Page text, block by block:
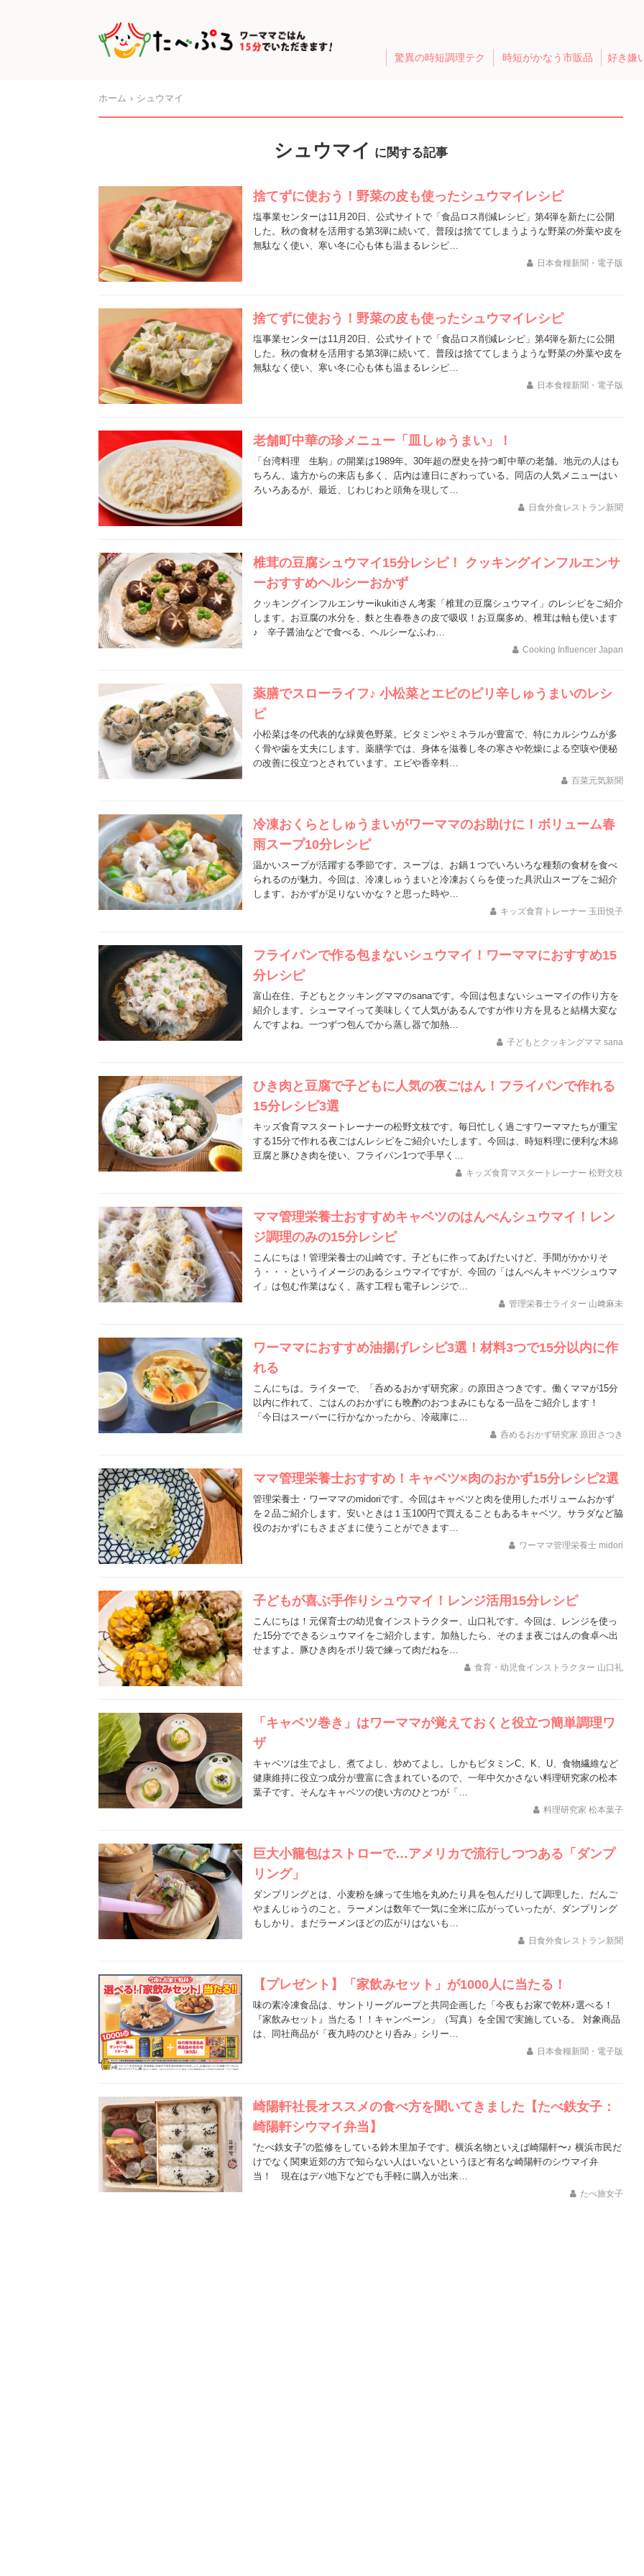
驚異の時短調理テク 時短がかなう市販品 好き嫌
ホーム シュウマイ
シュウマイ に関する記事
捨てずに使おう！野菜の皮も使ったシュウマイレシピ
塩事業センターは11月20日、公式サイトで「食品ロス削減レシピ」第4弾を新たに公開
した。秋の食材を活用する第3弾に続いて、普段は捨ててしまうような野菜の外葉や皮を
無駄なく使い、寒い冬に心も体も温まるレシピ…
日本食糧新聞・電子版
捨てずに使おう！野菜の皮も使ったシュウマイレシピ
塩事業センターは11月20日、公式サイトで「食品ロス削減レシピ」第4弾を新たに公開
した。秋の食材を活用する第3弾に続いて、普段は捨ててしまうような野菜の外葉や皮を
無駄なく使い、寒い冬に心も体も温まるレシピ…
日本食糧新聞・電子版
老舗町中華の珍メニュー「皿しゅうまい」！
「台湾料理 生駒」の開業は1989年。30年超の歴史を持つ町中華の老舗。地元の人はも
ちろん、遠方からの来店も多く、店内は連日にぎわっている。同店の人気メニューはい
ろいろあるが、最近、じわじわと頭角を現して…
日食外食レストラン新聞
椎茸の豆腐シュウマイ15分レシピ！ クッキングインフルエンサ
ーおすすめヘルシーおかず
クッキングインフルエンサーikukitiさん考案「椎茸の豆腐シュウマイ」のレシピをご紹介
します。お豆腐の水分を、麩と生春巻きの皮で吸収！お豆腐多め、椎茸は軸も使います
♪ 辛子醤油などで食べる、ヘルシーなふわ…
Cooking Influencer Japan
薬膳でスローライフ♪ 小松菜とエビのピリ辛しゅうまいのレシ
ピ
小松菜は冬の代表的な緑黄色野菜。ビタミンやミネラルが豊富で、特にカルシウムが多
く骨や歯を丈夫にします。薬膳学では、身体を滋養し冬の寒さや乾燥による空咳や便秘
の改善に役立つとされています。エビや香辛料…
百菜元気新聞
冷凍おくらとしゅうまいがワーママのお助けに！ボリューム春
雨スープ10分レシピ
温かいスープが活躍する季節です。スープは、お鍋１つでいろいろな種類の食材を食べ
られるのが魅力。今回は、冷凍しゅうまいと冷凍おくらを使った具沢山スープをご紹介
します。おかずが足りないかな？と思った時や…
キッズ食育トレーナー 玉田悦子
フライパンで作る包まないシュウマイ！ワーママにおすすめ15
分レシピ
富山在住、子どもとクッキングママのsanaです。今回は包まないシューマイの作り方を
紹介します。シューマイって美味しくて人気があるんですが作り方を見ると結構大変な
んですよね。一つずつ包んでから蒸し器で加熱…
子どもとクッキングママ sana
ひき肉と豆腐で子どもに人気の夜ごはん！フライパンで作れる
15分レシピ3選
キッズ食育マスタートレーナーの松野文枝です。毎日忙しく過ごすワーママたちが重宝
する15分で作れる夜ごはんレシピをご紹介いたします。今回は、時短料理に便利な木綿
豆腐と豚ひき肉を使い、フライパン1つで手早く…
キッズ食育マスタートレーナー 松野文枝
ママ管理栄養士おすすめキャベツのはんぺんシュウマイ！レン
ジ調理のみの15分レシピ
こんにちは！管理栄養士の山崎です。子どもに作ってあげたいけど、手間がかかりそ
う・・・というイメージのあるシュウマイですが、今回の「はんぺんキャベツシュウマ
イ」は包む作業はなく、蒸す工程も電子レンジで…
管理栄養士ライター 山﨑麻未
ワーママにおすすめ油揚げレシピ3選！材料3つで15分以内に作
れる
こんにちは。ライターで、「呑めるおかず研究家」の原田さつきです。働くママが15分
以内に作れて、ごはんのおかずにも晩酌のおつまみにもなる一品をご紹介します！
「今日はスーパーに行かなかったから、冷蔵庫に…
呑めるおかず研究家 原田さつき
ママ管理栄養士おすすめ！キャベツ×肉のおかず15分レシピ2選
管理栄養士・ワーママのmidoriです。今回はキャベツと肉を使用したボリュームおかず
を２品ご紹介します。安いときは１玉100円で買えることもあるキャベツ。サラダなど脇
役のおかずにもさまざまに使うことができます…
ワーママ管理栄養士 midori
子どもが喜ぶ手作りシュウマイ！レンジ活用15分レシピ
こんにちは！元保育士の幼児食インストラクター、山口礼です。今回は、レンジを使っ
た15分でできるシュウマイをご紹介します。加熱したら、そのまま夜ごはんの食卓へ出
せますよ。豚ひき肉をポリ袋で練って肉だねを…
食育・幼児食インストラクター 山口礼
「キャベツ巻き」はワーママが覚えておくと役立つ簡単調理ワ
ザ
キャベツは生でよし、煮てよし、炒めてよし。しかもビタミンC、K、U、食物繊維など
健康維持に役立つ成分が豊富に含まれているので、一年中欠かさない料理研究家の松本
葉子です。そんなキャベツの使い方のひとつが「…
料理研究家 松本葉子
巨大小籠包はストローで…アメリカで流行しつつある「ダンプ
リング」
ダンプリングとは、小麦粉を練って生地を丸めたり具を包んだりして調理した、だんご
やまんじゅうのこと。ラーメンは数年で一気に全米に広がっていったが、ダンプリング
もしかり。まだラーメンほどの広がりはないも…
日食外食レストラン新聞
【プレゼント】「家飲みセット」が1000人に当たる！
味の素冷凍食品は、サントリーグループと共同企画した「今夜もお家で乾杯♪選べる！
『家飲みセット』当たる！！キャンペーン」（写真）を全国で実施している。 対象商品
は、同社商品が「夜九時のひとり呑み」シリー…
日本食糧新聞・電子版
崎陽軒社長オススメの食べ方を聞いてきました【たべ鉄女子：
崎陽軒シウマイ弁当】
“たべ鉄女子”の監修をしている鈴木里加子です。横浜名物といえば崎陽軒〜♪ 横浜市民だ
けでなく関東近郊の方で知らない人はいないというほど有名な崎陽軒のシウマイ弁
当！ 現在はデバ地下などでも手軽に購入が出来…
たべ旅女子